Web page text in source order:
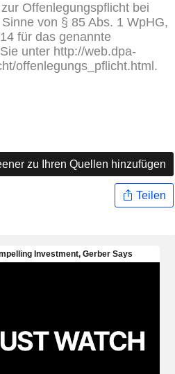
Offenlegungspflicht bei
von § 85 Abs. 1 WpHG,
für das genannte
unter http://web.dpa-
offenlegungs_pflicht.html.
zu Ihren Quellen hinzufügen
Teilen